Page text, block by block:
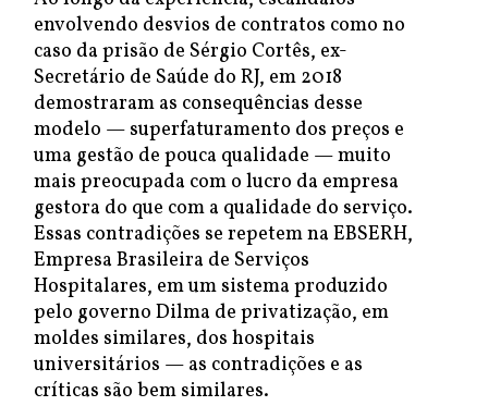
envolvendo desvios de contratos como no
caso da prisão de Sérgio Cortês, ex-
Secretário de Saúde do RJ, em 2018
demostraram as consequências desse
modelo — superfaturamento dos preços e
uma gestão de pouca qualidade — muito
mais preocupada com o lucro da empresa
gestora do que com a qualidade do serviço.
Essas contradições se repetem na EBSERH,
Empresa Brasileira de Serviços
Hospitalares, em um sistema produzido
pelo governo Dilma de privatização, em
moldes similares, dos hospitais
universitários — as contradições e as
críticas são bem similares.